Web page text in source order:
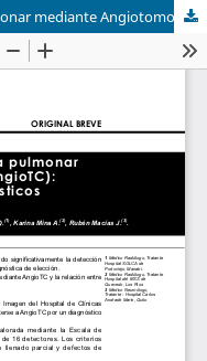
Diagnóstico de tromboembolia pulmonar mediante Angiotomografía (AngioTC): estudio en dos centros diagnósticos de la ciudad de Quito